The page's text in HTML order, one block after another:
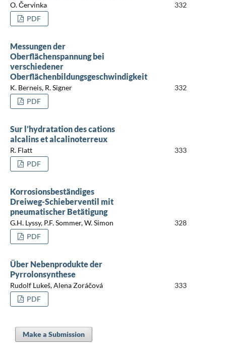
O. Červinka
332
PDF
Messungen der
Oberflächenspannung bei
verschiedener
Oberflächenbildungsgeschwindigkeit
K. Berneis, R. Signer
332
PDF
Sur l’hydratation des cations
alcalins et alcalinoterreux
R. Flatt
333
PDF
Korrosionsbeständiges
Dreiweg-Schieberventil mit
pneumatischer Betätigung
G.H. Lyssy, P.F. Sommer, W. Simon
328
PDF
Über Nebenprodukte der
Pyrrolonsynthese
Rudolf Lukeš, Alena Zoráčová
333
PDF
Make a Submission